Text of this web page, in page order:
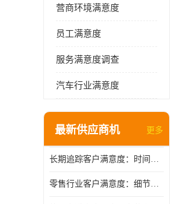
营商环境满意度
员工满意度
服务满意度调查
汽车行业满意度
最新供应商机 更多
长期追踪客户满意度：时间维度上的管理智慧
零售行业客户满意度：细节决定复购率